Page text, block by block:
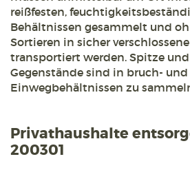
reißfesten,
Behältnissen gesammelt und
Sortieren in sicher
transportiert werden. Spitze
Gegenstände sind in bruch-
Einwegbehältnissen zu
Privathaushalte
200301